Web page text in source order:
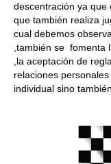
descentración ya que
que también realiza
cual debemos
,también se fomenta
,la aceptación de
relaciones
individual sino